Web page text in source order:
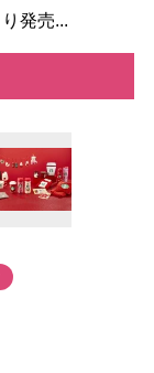
発売...